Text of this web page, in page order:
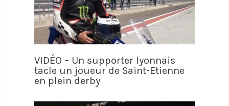
VIDÉO – Un supporter lyonnais
tacle un joueur de Saint-Etienne
en plein derby